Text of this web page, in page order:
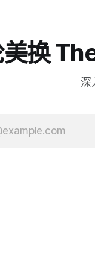
换
深